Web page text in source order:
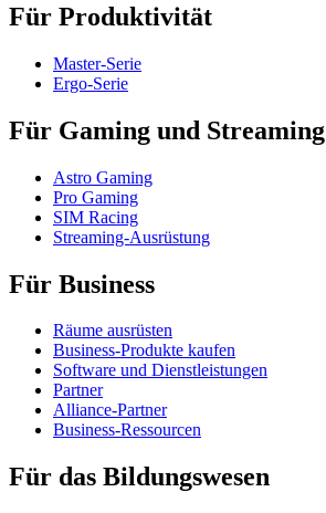
Für Produktivität
Master-Serie
Ergo-Serie
Für Gaming und Streaming
Astro Gaming
Pro Gaming
SIM Racing
Streaming-Ausrüstung
Für Business
Räume ausrüsten
Business-Produkte kaufen
Software und Dienstleistungen
Partner
Alliance-Partner
Business-Ressourcen
Für das Bildungswesen